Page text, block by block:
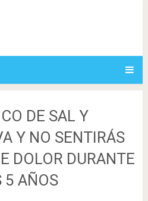
DE SAL Y
Y NO SENTIRÁS
DOLOR DURANTE
5 AÑOS